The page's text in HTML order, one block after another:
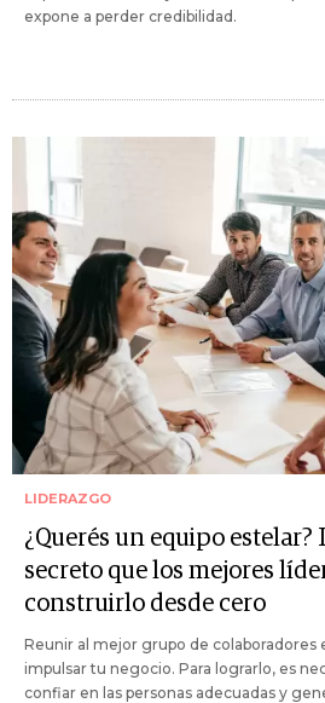
expone a perder credibilidad.
LIDERAZGO
¿Querés un equipo estelar?
secreto que los mejores
construirlo desde cero
Reunir al mejor grupo de colaboradores
impulsar tu negocio. Para lograrlo, es
confiar en las personas adecuadas y